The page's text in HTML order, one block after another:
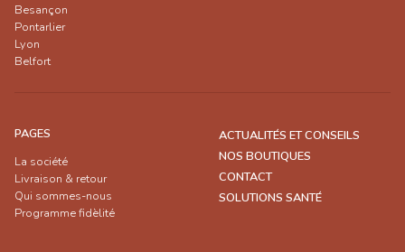
Besançon
Pontarlier
Lyon
Belfort
PAGES
La société
Livraison & retour
Qui sommes-nous
Programme fidèlité
ACTUALITÉS ET CONSEILS
NOS BOUTIQUES
CONTACT
SOLUTIONS SANTÉ